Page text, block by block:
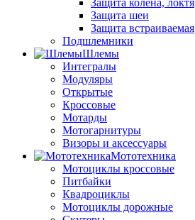
Защита шеи
Защита встраиваемая
Подшлемники
Шлемы
Интегралы
Модуляры
Открытые
Кроссовые
Мотарды
Мотогарнитуры
Визоры и аксессуары
Мототехника
Мотоциклы кроссовые
Питбайки
Квадроциклы
Мотоциклы дорожные